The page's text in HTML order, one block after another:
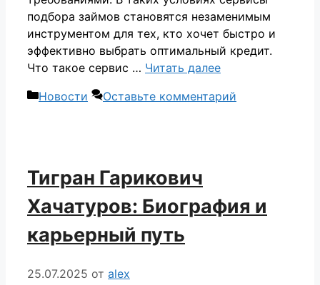
подбора займов становятся незаменимым
инструментом для тех, кто хочет быстро и
эффективно выбрать оптимальный кредит.
Что такое сервис … Читать далее
Рубрики
Новости Оставьте комментарий
Тигран Гарикович
Хачатуров: Биография и
карьерный путь
25.07.2025 от alex